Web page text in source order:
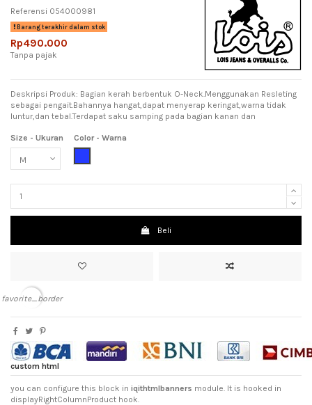
Referensi 054000981
Barang terakhir dalam stok
Rp490.000
Tanpa pajak
Deskripsi Produk: Bagian kerah berbentuk O-Neck.Menggunakan Resleting
sebagai pengait.Bahannya hangat,dapat menyerap keringat,warna tidak
luntur,dan tebal.Terdapat saku samping pada bagian kanan dan
Size - Ukuran
Color - Warna
Beli
favorite_border
custom html
you can configure this block in iqithtmlbanners module. It is hooked in
displayRightColumnProduct hook.